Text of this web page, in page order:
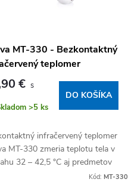
MT-330 - Bezkontaktný
teplomer
€
>5 ks
DO KOŠÍKA
infračervený teplomer
MT-330 zmeria teplotu tela v
32 – 42,5 °C aj predmetov
100 °C) za asi 1 sekundu.Kód: MT-330